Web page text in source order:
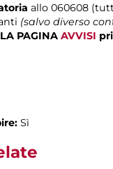
allo 060608
(salvo diverso
PAGINA AVVISI
Sì